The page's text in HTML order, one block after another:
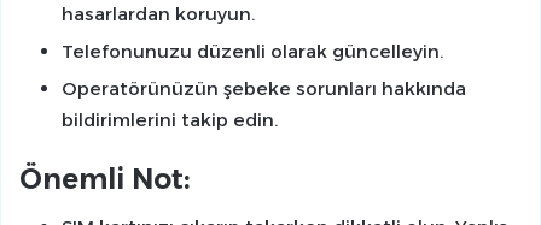
hasarlardan koruyun.
Telefonunuzu düzenli olarak güncelleyin.
Operatörünüzün şebeke sorunları hakkında
bildirimlerini takip edin.
Önemli Not: